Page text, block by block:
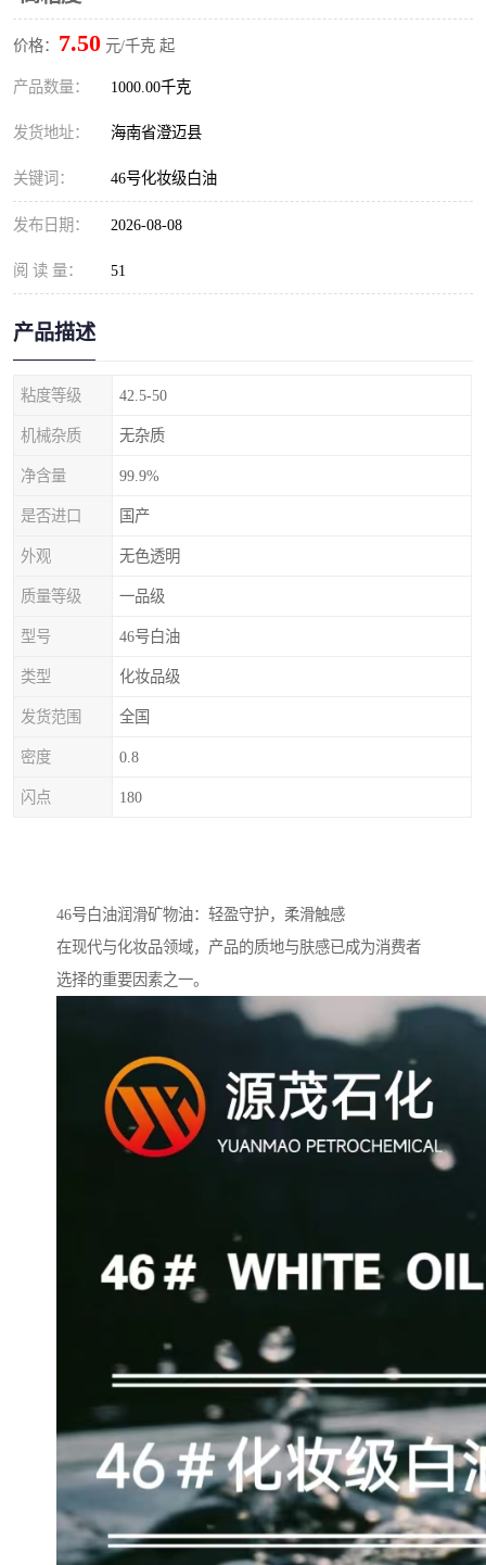
价格： 7.50 元/千克 起
产品数量： 1000.00千克
发货地址： 海南省澄迈县
关键词： 46号化妆级白油
发布日期： 2026-08-08
阅 读 量： 51
产品描述
粘度等级 42.5-50
机械杂质 无杂质
净含量 99.9%
是否进口 国产
外观 无色透明
质量等级 一品级
型号 46号白油
类型 化妆品级
发货范围 全国
密度 0.8
闪点 180
46号白油润滑矿物油：轻盈守护，柔滑触感
在现代与化妆品领域，产品的质地与肤感已成为消费者
选择的重要因素之一。